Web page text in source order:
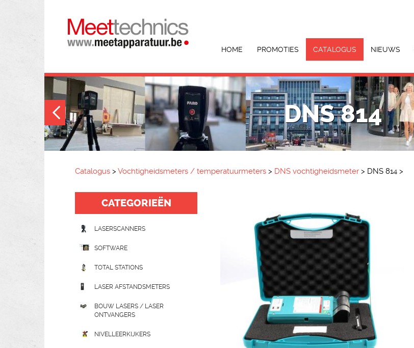
HOME PROMOTIES CATALOGUS NIEUWS
DNS 814
Catalogus > Vochtigheidsmeters / temperatuurmeters > DNS vochtigheidsmeter > DNS 814 >
CATEGORIEËN
LASERSCANNERS
SOFTWARE
TOTAL STATIONS
LASER AFSTANDSMETERS
BOUW LASERS / LASER
ONTVANGERS
NIVELLEERKIJKERS